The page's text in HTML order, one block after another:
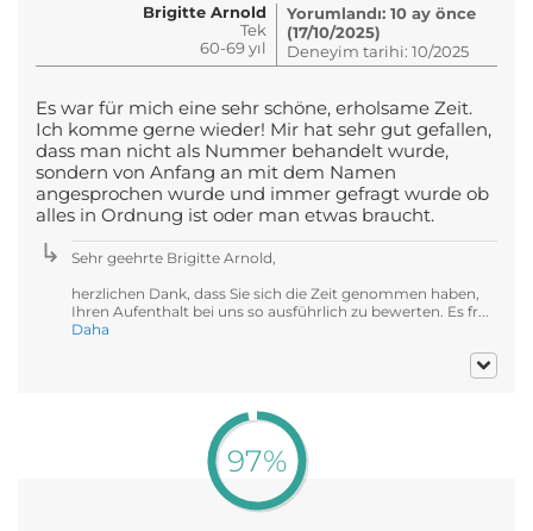
Brigitte Arnold
Tek
60-69 yıl
Yorumlandı: 10 ay önce
(17/10/2025)
Deneyim tarihi: 10/2025
Es war für mich eine sehr schöne, erholsame Zeit.
Ich komme gerne wieder! Mir hat sehr gut gefallen,
dass man nicht als Nummer behandelt wurde,
sondern von Anfang an mit dem Namen
angesprochen wurde und immer gefragt wurde ob
alles in Ordnung ist oder man etwas braucht.
Sehr geehrte Brigitte Arnold,
herzlichen Dank, dass Sie sich die Zeit genommen haben,
Ihren Aufenthalt bei uns so ausführlich zu bewerten. Es fr...
Daha
97%